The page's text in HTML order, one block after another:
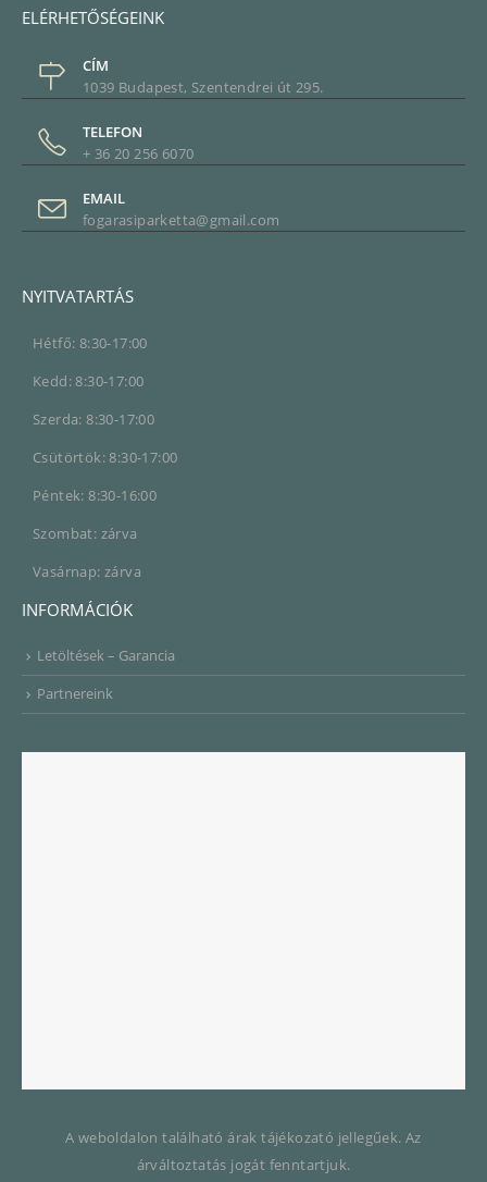
ELÉRHETŐSÉGEINK
CÍM
1039 Budapest, Szentendrei út 295.
TELEFON
+ 36 20 256 6070
EMAIL
fogarasiparketta@gmail.com
NYITVATARTÁS
Hétfő: 8:30-17:00
Kedd: 8:30-17:00
Szerda: 8:30-17:00
Csütörtök: 8:30-17:00
Péntek: 8:30-16:00
Szombat: zárva
Vasárnap: zárva
INFORMÁCIÓK
Letöltések – Garancia
Partnereink
A weboldalon található árak tájékozató jellegűek. Az
árváltoztatás jogát fenntartjuk.